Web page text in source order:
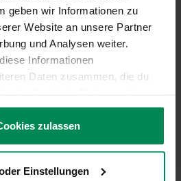
geben wir Informationen zu
Website an unsere Partner
und Analysen weiter.
Informationen
Daten zusammen, die du
haben.
Cookies, die wir verwenden,
Policy.
zulassen
Einstellungen